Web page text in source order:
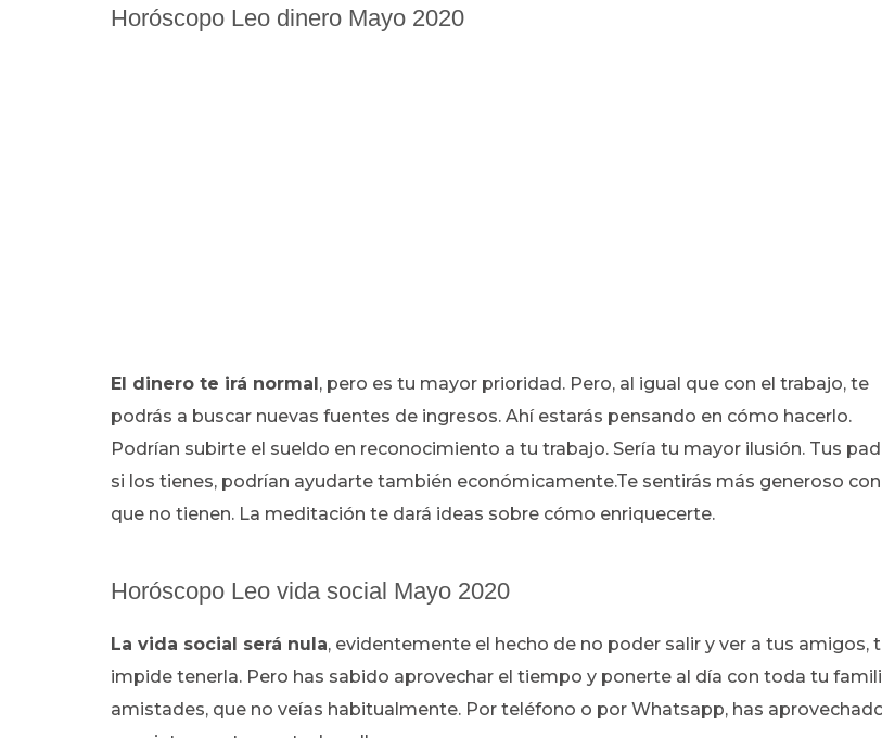
Horóscopo Leo dinero Mayo 2020
El dinero te irá normal, pero es tu mayor prioridad. Pero, al igual que con el trabajo, te
podrás a buscar nuevas fuentes de ingresos. Ahí estarás pensando en cómo hacerlo.
Podrían subirte el sueldo en reconocimiento a tu trabajo. Sería tu mayor ilusión. Tus
si los tienes, podrían ayudarte también económicamente.Te sentirás más generoso
que no tienen. La meditación te dará ideas sobre cómo enriquecerte.
Horóscopo Leo vida social Mayo 2020
La vida social será nula, evidentemente el hecho de no poder salir y ver a tus amigos,
impide tenerla. Pero has sabido aprovechar el tiempo y ponerte al día con toda tu
amistades, que no veías habitualmente. Por teléfono o por Whatsapp, has